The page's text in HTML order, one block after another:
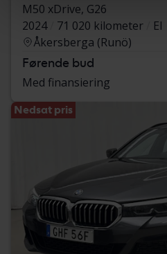
M50 xDrive, G26
2024
71 020 kilometer
El
Åkersberga (Runö)
Førende bud
Med finansiering
Nedsat pris